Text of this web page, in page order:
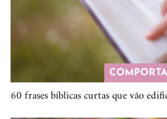
60 frases bíblicas curtas que vão